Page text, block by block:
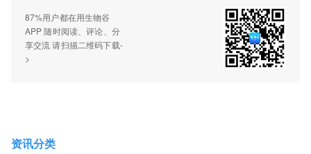
87%用户都在用生物谷
APP 随时阅读、评论、分
享交流 请扫描二维码下载-
>
资讯分类